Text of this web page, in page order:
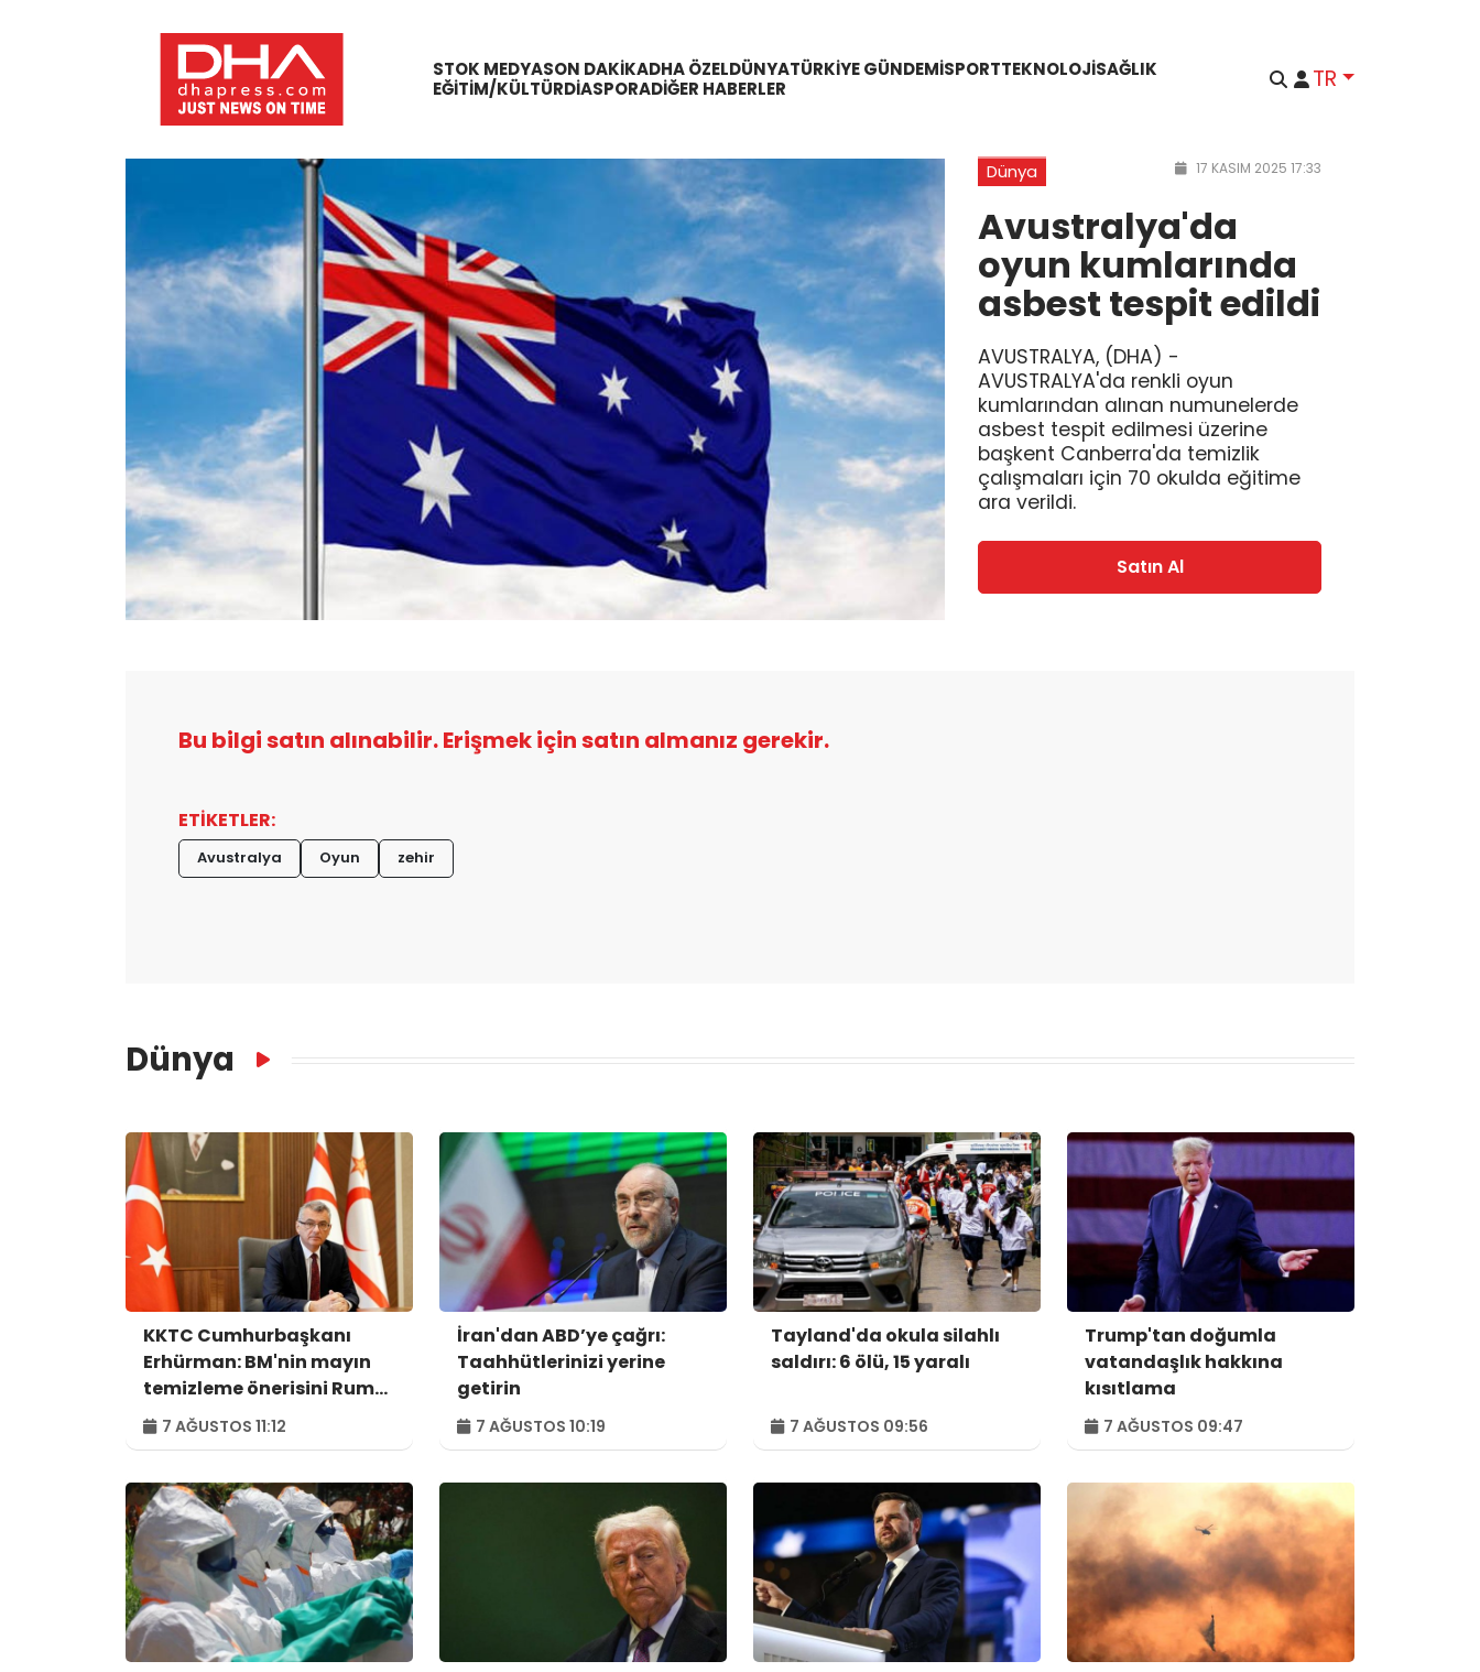
STOK MEDYASON DAKIKADHA ÖZELDÜNYATÜRKIYE GÜNDEMISPORTTEKNOLOJISAĞLIK
EĞITIM/KÜLTÜRDIASPORADIĞER HABERLER TR
Dünya 17 KASIM 2025 17:33
Avustralya'da
oyun kumlarında
asbest tespit edildi
AVUSTRALYA, (DHA) -
AVUSTRALYA'da renkli oyun
kumlarından alınan numunelerde
asbest tespit edilmesi üzerine
başkent Canberra'da temizlik
çalışmaları için 70 okulda eğitime
ara verildi.
Satın Al
Bu bilgi satın alınabilir. Erişmek için satın almanız gerekir.
ETİKETLER:
Avustralya Oyun zehir
Dünya
KKTC Cumhurbaşkanı
Erhürman: BM'nin mayın
temizleme önerisini Rum
tarafı reddetti
7 AĞUSTOS 11:12
İran'dan ABD’ye çağrı:
Taahhütlerinizi yerine
getirin
7 AĞUSTOS 10:19
Tayland'da okula silahlı
saldırı: 6 ölü, 15 yaralı
7 AĞUSTOS 09:56
Trump'tan doğumla
vatandaşlık hakkına
kısıtlama
7 AĞUSTOS 09:47